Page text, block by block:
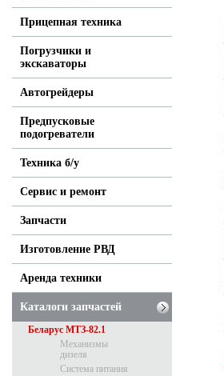
Прицепная техника
Погрузчики и
экскаваторы
Автогрейдеры
Предпусковые
подогреватели
Техника б/у
Сервис и ремонт
Запчасти
Изготовление РВД
Аренда техники
Каталоги запчастей
Беларус МТЗ-82.1
Механизмы
дизеля
Система питания